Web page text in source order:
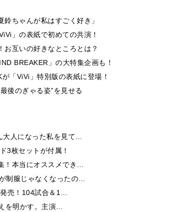
ちゃんが私はすごく好き」
」の表紙で初めての共演！
互いの好きなところとは？
BREAKER」の大特集企画も！
「ViVi」特別版の表紙に登場！
後のぎゃる姿”を見せる
大人になった私を見て…
3枚セットが付属！
！本当にオススメでき…
制服じゃなくなったの…
発売！104試合＆1…
を明かす。主演…